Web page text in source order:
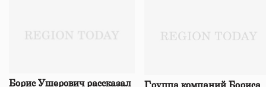
Борис Ушерович рассказал